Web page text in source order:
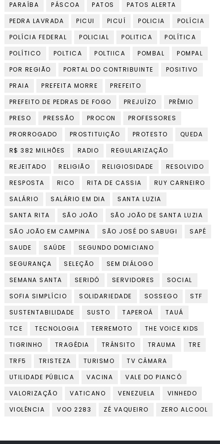
PARAÍBA
PÁSCOA PATOS
PATOS ALERTA
PEDRA LAVRADA
PICUI PICUÍ POLICIA
POLÍCIA
POLÍCIA FEDERAL
POLICIAL POLITICA
POLÍTICA
POLÍTICO
POLTICA POLTIICA POMBAL
POMPAL
POR REGIÃO
PORTAL DO CONTRIBUINTE
POSITIVO
PRAIA
PREFEITA MORRE
PREFEITO
PREFEITO DE PEDRAS DE FOGO
PREJUÍZO
PRÊMIO
PRESO
PRESSÃO PROCON
PROFESSORES
PRORROGADO
PROSTITUIÇÃO PROTESTO
QUEDA
R$ 382 MILHÕES
RADIO
REGULARIZAÇÃO
REJEITADO
RELIGIÃO RELIGIOSIDADE
RESOLVIDO
RESPOSTA
RICO RITA DE CASSIA
RUY CARNEIRO
SALÁRIO
SALÁRIO EM DIA
SANTA LUZIA
SANTA RITA
SÃO JOÃO
SÃO JOÃO DE SANTA LUZIA
SÃO JOÃO EM CAMPINA
SÃO JOSÉ DO SABUGI
SAPÉ
SAUDE
SAÚDE
SEGUNDO DOMICIANO
SEGURANÇA
SELEÇÃO
SEM DIÁLOGO
SEMANA SANTA
SERIDÓ SERVIDORES
SOCIAL
SOFIA SIMPLÍCIO
SOLIDARIEDADE SOSSEGO
STF
SUSTENTABILIDADE
SUSTO TAPEROÁ
TAUÁ
TCE
TECNOLOGIA TERREMOTO
THE VOICE KIDS
TIGRINHO
TRAGÉDIA TRÂNSITO TRAUMA
TRE
TRF5
TRISTEZA TURISMO
TV CÂMARA
UTILIDADE PÚBLICA
VACINA
VALE DO PIANCÓ
VALORIZAÇÃO
VATICANO VENEZUELA
VINHEDO
VIOLÊNCIA
VOO 2283 ZÉ VAQUEIRO ZERO ALCOOL